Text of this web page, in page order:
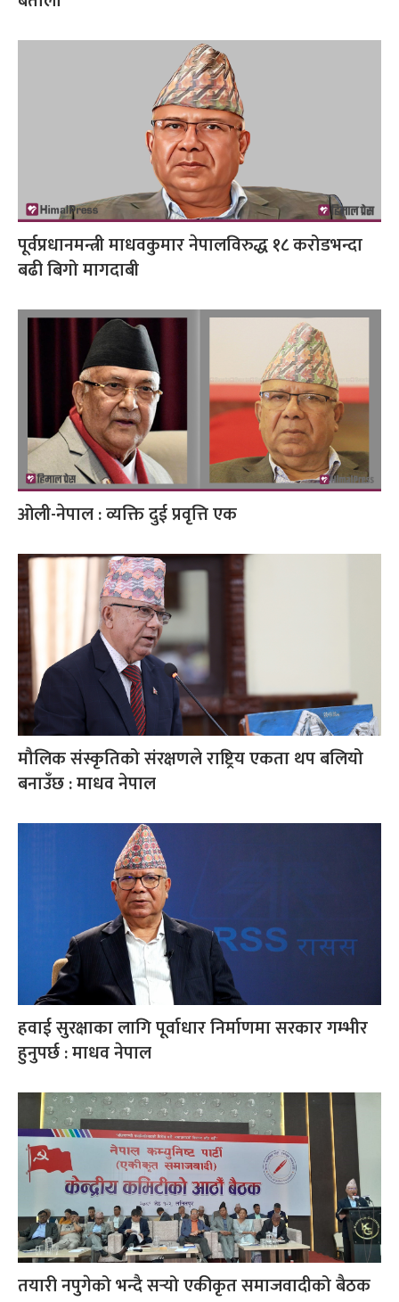
पूर्वप्रधानमन्त्री माधवकुमार नेपालविरुद्ध १८ करोडभन्दा
बढी बिगो मागदाबी
ओली-नेपाल : व्यक्ति दुई प्रवृत्ति एक
मौलिक संस्कृतिको संरक्षणले राष्ट्रिय एकता थप बलियो
बनाउँछ : माधव नेपाल
हवाई सुरक्षाका लागि पूर्वाधार निर्माणमा सरकार गम्भीर
हुनुपर्छ : माधव नेपाल
तयारी नपुगेको भन्दै सर्‍यो एकीकृत समाजवादीको बैठक